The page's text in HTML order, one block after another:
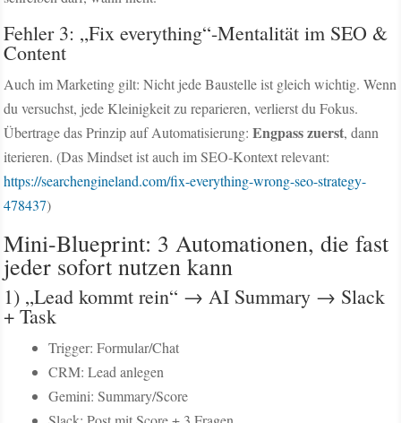
Fehler 3: „Fix everything“-Mentalität im SEO &
Content
Auch im Marketing gilt: Nicht jede Baustelle ist gleich wichtig. Wenn
du versuchst, jede Kleinigkeit zu reparieren, verlierst du Fokus.
Übertrage das Prinzip auf Automatisierung:Engpass zuerst, dann
iterieren. (Das Mindset ist auch im SEO-Kontext relevant:
https://searchengineland.com/fix-everything-wrong-seo-strategy-
478437)
Mini-Blueprint: 3 Automationen, die fast
jeder sofort nutzen kann
1) „Lead kommt rein“ → AI Summary → Slack
+ Task
Trigger: Formular/Chat
CRM: Lead anlegen
Gemini: Summary/Score